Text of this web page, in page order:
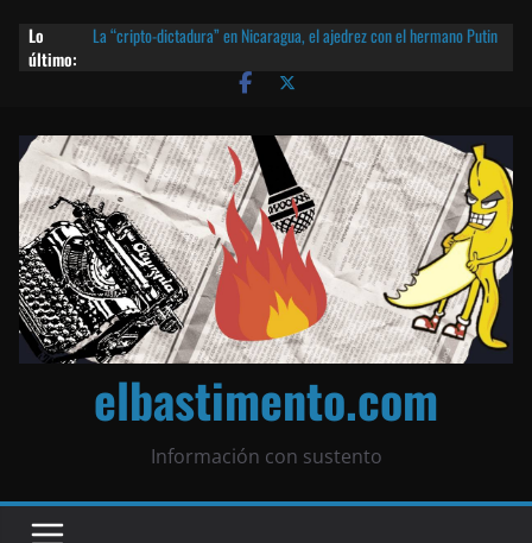
Lo
último:
La “cripto-dictadura” en Nicaragua, el ajedrez con el hermano Putin
Agarrá tu POLLO FRITO, vamos a la dictadura ETERNA | ¡O lo que
¡El partido único! Nicaragua, la Corea del Norte con queso frito y el
Batman de Matagalpa
Las mentiras del Cardenal Leopoldo Brenes con el Papa
¿Piratas de El Carmen en la India? El barco fantasma de Nicaragua |
¡O lo que queda!
elbastimento.com
Información con sustento